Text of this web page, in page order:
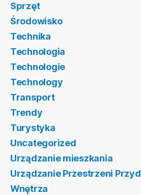
Sprzęt
Środowisko
Technika
Technologia
Technologie
Technology
Transport
Trendy
Turystyka
Uncategorized
Urządzanie mieszkania
Urządzanie Przestrzeni
Wnętrza